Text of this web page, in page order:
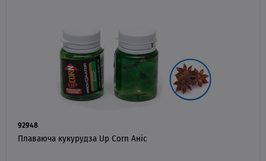
92948
Плаваюча кукурудза Up Corn Аніс